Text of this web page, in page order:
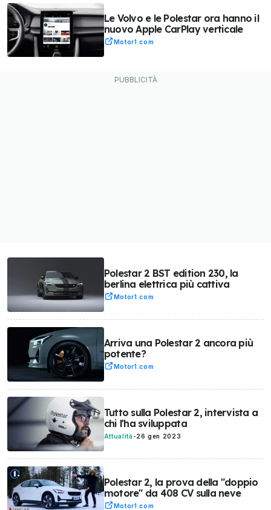
Le Volvo e le Polestar ora hanno il
nuovo Apple CarPlay verticale
Motor1.com
Polestar 2 BST edition 230, la
berlina elettrica più cattiva
Motor1.com
Arriva una Polestar 2 ancora più
potente?
Motor1.com
Tutto sulla Polestar 2, intervista a
chi l'ha sviluppata
Attualità -26 gen 2023
Polestar 2, la prova della "doppio
motore" da 408 CV sulla neve
Motor1.com